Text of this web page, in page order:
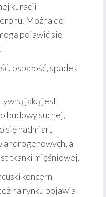
kuracji
Można do
pojawić się
ospałość, spadek
jaką jest
budowy suchej,
się nadmiaru
a
tkanki mięśniowej.
koncern
na rynku pojawia